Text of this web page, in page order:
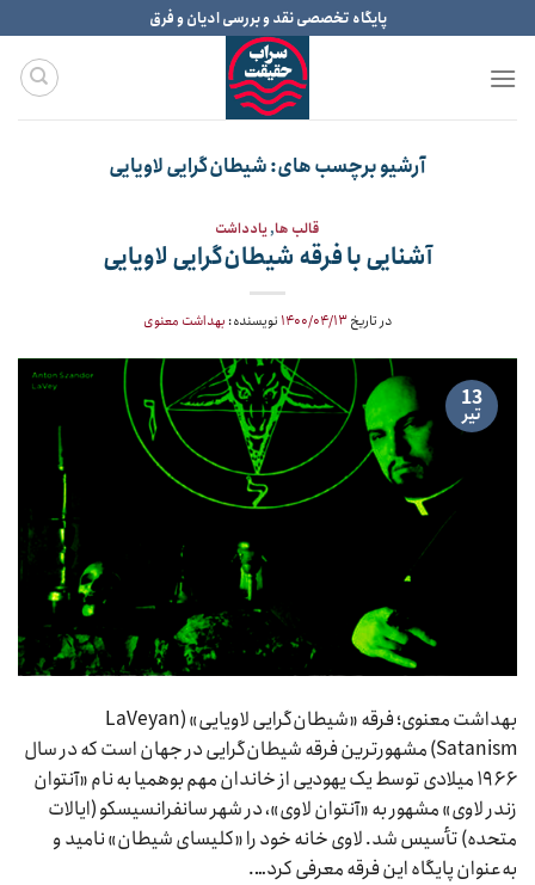
to
content
پایگاه تخصصی نقد و بررسی ادیان و فرق
آرشیو برچسب های:شیطان‌گرایی لاویایی
قالب ها,یادداشت
آشنایی با فرقه شیطان‌گرایی لاویایی
در تاریخ۱۴۰۰/۰۴/۱۳ نویسنده: بهداشت معنوی
13
تیر
بهداشت معنوی؛ فرقه «شیطان‌گرایی لاویایی» (LaVeyan
Satanism) مشهورترین فرقه شیطان‌گرایی در جهان است که در سال
۱۹۶۶ میلادی توسط یک یهودیی از خاندان مهم بوهمیا به نام «آنتوان
زندر لاوی» مشهور به «آنتوان لاوی»، در شهر سانفرانسیسکو (ایالات
متحده) تأسیس شد. لاوی خانه خود را «کلیسای شیطان» نامید و
به‌عنوان پایگاه این فرقه معرفی کرد….